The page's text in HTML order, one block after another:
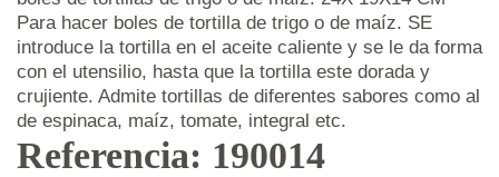
Para hacer boles de tortilla de trigo o de maíz. SE
introduce la tortilla en el aceite caliente y se le da forma
con el utensilio, hasta que la tortilla este dorada y
crujiente. Admite tortillas de diferentes sabores como al
de espinaca, maíz, tomate, integral etc.
Referencia: 190014